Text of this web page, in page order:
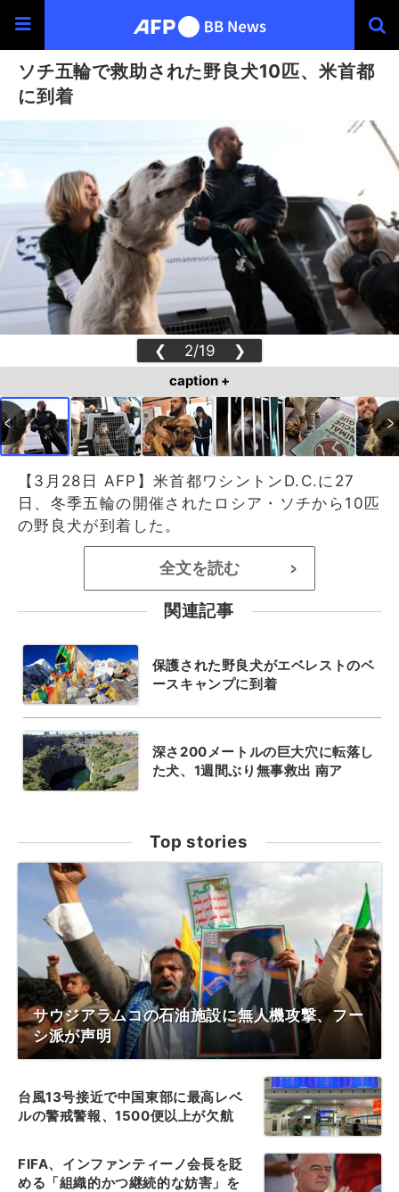
ソチ五輪で救助された野良犬10匹、米首都
に到着
❮ 2/19 ❯
caption +
【3月28日 AFP】米首都ワシントンD.C.に27
日、冬季五輪の開催されたロシア・ソチから10匹
の野良犬が到着した。
全文を読む >
関連記事
保護された野良犬がエベレストのベ
ースキャンプに到着
深さ200メートルの巨大穴に転落し
た犬、1週間ぶり無事救出 南ア
Top stories
サウジアラムコの石油施設に無人機攻撃、フー
シ派が声明
台風13号接近で中国東部に最高レベ
ルの警戒警報、1500便以上が欠航
FIFA、インファンティーノ会長を貶
める「組織的かつ継続的な妨害」を